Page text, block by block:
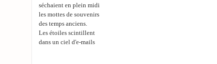
séchaient en plein midi
les mottes de souvenirs
des temps anciens.
Les étoiles scintillent
dans un ciel d'e-mails